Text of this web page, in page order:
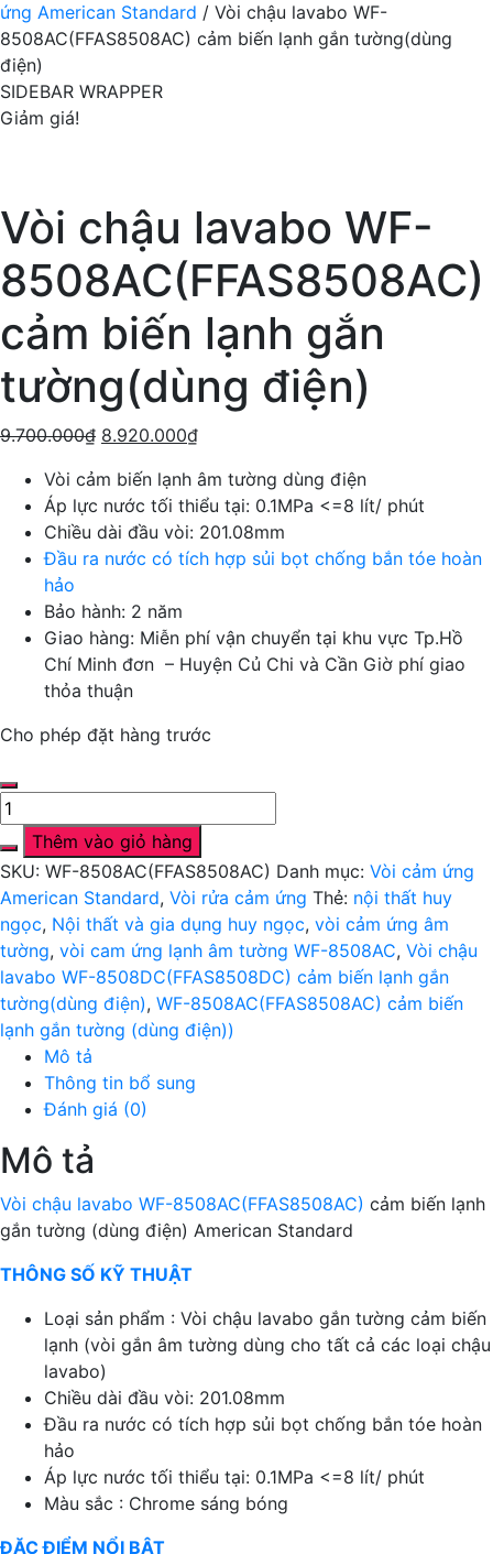
ứng American Standard / Vòi chậu lavabo WF-
8508AC(FFAS8508AC) cảm biến lạnh gắn tường(dùng
điện)
SIDEBAR WRAPPER
Giảm giá!
Vòi chậu lavabo WF-
8508AC(FFAS8508AC)
cảm biến lạnh gắn
tường(dùng điện)
9.700.000₫ 8.920.000₫
Vòi cảm biến lạnh âm tường dùng điện
Áp lực nước tối thiểu tại: 0.1MPa <=8 lít/ phút
Chiều dài đầu vòi: 201.08mm
Đầu ra nước có tích hợp sủi bọt chống bắn tóe hoàn
hảo
Bảo hành: 2 năm
Giao hàng: Miễn phí vận chuyển tại khu vực Tp.Hồ
Chí Minh đơn – Huyện Củ Chi và Cần Giờ phí giao
thỏa thuận
Cho phép đặt hàng trước
Vòi
chậu
lavabo
WF-
8508AC(FFAS8508AC)
cảm
biến
lạnh
gắn
tường(dùng
lượng
Thêm vào giỏ hàng
SKU: WF-8508AC(FFAS8508AC) Danh mục: Vòi cảm ứng
American Standard, Vòi rửa cảm ứng Thẻ: nội thất huy
ngọc, Nội thất và gia dụng huy ngọc, vòi cảm ứng âm
tường, vòi cam ứng lạnh âm tường WF-8508AC, Vòi chậu
lavabo WF-8508DC(FFAS8508DC) cảm biến lạnh gắn
tường(dùng điện), WF-8508AC(FFAS8508AC) cảm biến
lạnh gắn tường (dùng điện))
Mô tả
Thông tin bổ sung
Đánh giá (0)
Mô tả
Vòi chậu lavabo WF-8508AC(FFAS8508AC) cảm biến lạnh
gắn tường (dùng điện) American Standard
THÔNG SỐ KỸ THUẬT
Loại sản phẩm : Vòi chậu lavabo gắn tường cảm biến
lạnh (vòi gắn âm tường dùng cho tất cả các loại chậu
lavabo)
Chiều dài đầu vòi: 201.08mm
Đầu ra nước có tích hợp sủi bọt chống bắn tóe hoàn
hảo
Áp lực nước tối thiểu tại: 0.1MPa <=8 lít/ phút
Màu sắc : Chrome sáng bóng
ĐẶC ĐIỂM NỔI BẬT